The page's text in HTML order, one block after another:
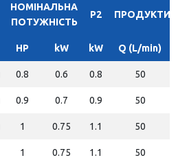
НОМІНАЛЬНА
ПОТУЖНІСТЬ
P2
HP kW kW Q (L/min)
0.8 0.6 0.8 50
0.9 0.7 0.9 50
1 0.75 1.1 50
1 0.75 1.1 50